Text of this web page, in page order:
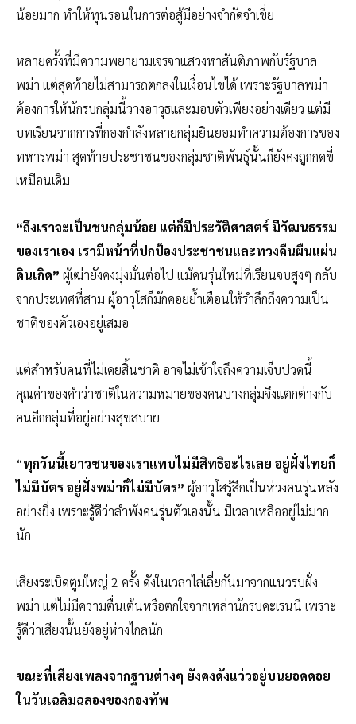
น้อยมาก ทำให้ทุนรอนในการต่อสู้มีอย่างจำกัดจำเขี่ย
หลายครั้งที่มีความพยายามเจรจาแสวงหาสันติภาพกับรัฐบาล
พม่า แต่สุดท้ายไม่สามารถตกลงในเงื่อนไขได้ เพราะรัฐบาลพม่า
ต้องการให้นักรบกลุ่มนี้วางอาวุธและมอบตัวเพียงอย่างเดียว แต่มี
บทเรียนจากการที่กองกำลังหลายกลุ่มยินยอมทำความต้องการของ
ทหารพม่า สุดท้ายประชาชนของกลุ่มชาติพันธุ์นั้นก็ยังคงถูกกดขี่
เหมือนเดิม
“ถึงเราจะเป็นชนกลุ่มน้อย แต่ก็มีประวัติศาสตร์ มีวัฒนธรรม
ของเราเอง เรามีหน้าที่ปกป้องประชาชนและทวงคืนผืนแผ่น
ดินเกิด” ผู้เฒ่ายังคงมุ่งมั่นต่อไป แม้คนรุ่นใหม่ที่เรียนจบสูงๆ กลับ
จากประเทศที่สาม ผู้อาวุโสก็มักคอยย้ำเตือนให้รำลึกถึงความเป็น
ชาติของตัวเองอยู่เสมอ
แต่สำหรับคนที่ไม่เคยสิ้นชาติ อาจไม่เข้าใจถึงความเจ็บปวดนี้
คุณค่าของคำว่าชาติในความหมายของคนบางกลุ่มจึงแตกต่างกับ
คนอีกกลุ่มที่อยู่อย่างสุขสบาย
“ทุกวันนี้เยาวชนของเราแทบไม่มีสิทธิอะไรเลย อยู่ฝั่งไทยก็
ไม่มีบัตร อยู่ฝั่งพม่าก็ไม่มีบัตร” ผู้อาวุโสรู้สึกเป็นห่วงคนรุ่นหลัง
อย่างยิ่ง เพราะรู้ดีว่าลำพังคนรุ่นตัวเองนั้น มีเวลาเหลืออยู่ไม่มาก
นัก
เสียงระเบิดตูมใหญ่ 2 ครั้ง ดังในเวลาไล่เลี่ยกันมาจากแนวรบฝั่ง
พม่า แต่ไม่มีความตื่นเต้นหรือตกใจจากเหล่านักรบคะเรนนี เพราะ
รู้ดีว่าเสียงนั้นยังอยู่ห่างไกลนัก
ขณะที่เสียงเพลงจากฐานต่างๆ ยังคงดังแว่วอยู่บนยอดดอย
ในวันเฉลิมฉลองของกองทัพ